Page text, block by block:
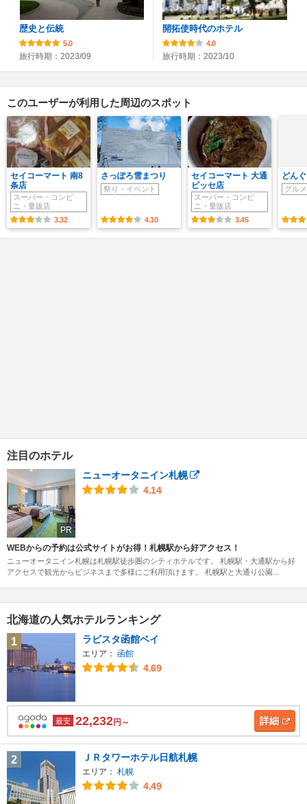
歴史と伝統
5.0
旅行時期：2023/09
開拓使時代のホテル
4.0
旅行時期：2023/10
このユーザーが利用した周辺のスポット
セイコーマート 南8
条店
スーパー・コンビ
ニ・量販店
3.32
さっぽろ雪まつり
祭り・イベント
4.10
セイコーマート 大通
ビッセ店
スーパー・コンビ
ニ・量販店
3.45
どん
グル
注目のホテル
PR
ニューオータニイン札幌
4.14
WEBからの予約は公式サイトがお得！札幌駅から好アクセス！
ニューオータニイン札幌は札幌駅徒歩圏のシティホテルです。 札幌駅・大通駅から好
アクセスで観光からビジネスまで多様にご利用頂けます。 札幌駅と大通り公園...
北海道の人気ホテルランキング
1
ラビスタ函館ベイ
エリア： 函館
4.69
最安 22,232円～ 詳細
2 ＪＲタワーホテル日航札幌
エリア： 札幌
4.49